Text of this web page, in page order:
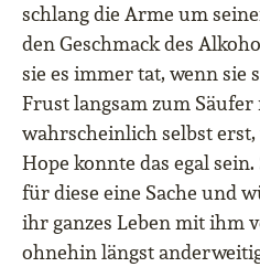
schlang die Arme um
den Geschmack des
sie es immer tat, wenn sie
Frust langsam zum
wahrscheinlich selbst erst,
Hope konnte das egal
für diese eine Sache und
ihr ganzes Leben mit ihm
ohnehin längst